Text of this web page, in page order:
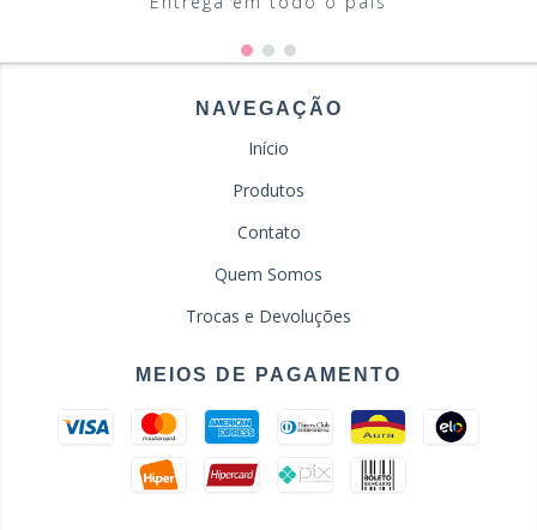
NAVEGAÇÃO
Início
Produtos
Contato
Quem Somos
Trocas e Devoluções
MEIOS DE PAGAMENTO